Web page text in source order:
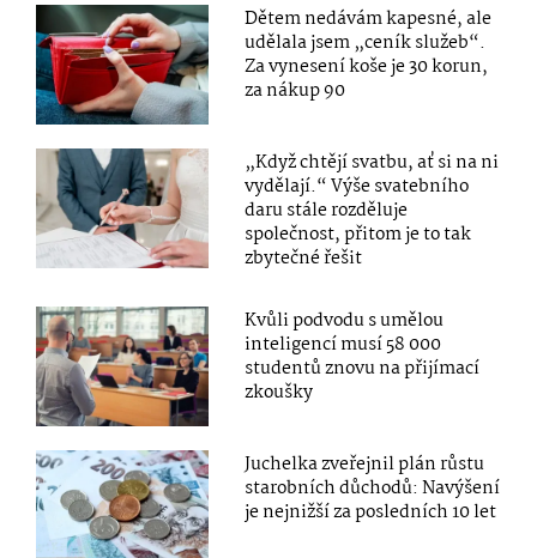
Dětem nedávám kapesné, ale
udělala jsem „ceník služeb“.
Za vynesení koše je 30 korun,
za nákup 90
„Když chtějí svatbu, ať si na ni
vydělají.“ Výše svatebního
daru stále rozděluje
společnost, přitom je to tak
zbytečné řešit
Kvůli podvodu s umělou
inteligencí musí 58 000
studentů znovu na přijímací
zkoušky
Juchelka zveřejnil plán růstu
starobních důchodů: Navýšení
je nejnižší za posledních 10 let